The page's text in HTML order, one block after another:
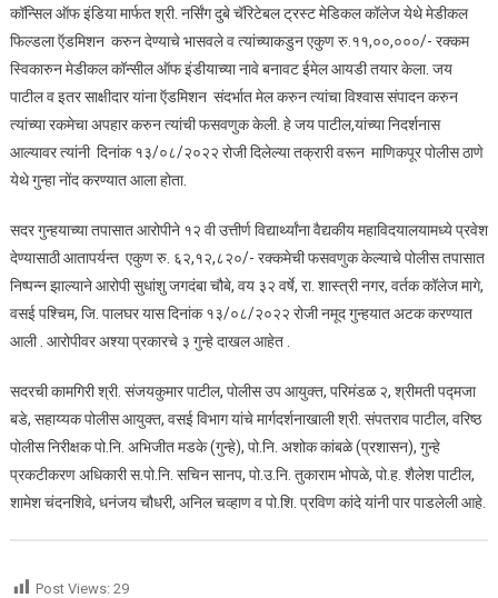
कॉन्सिल ऑफ इंडिया मार्फत श्री. नर्सिंग दुबे चॅरिटेबल ट्रस्ट मेडिकल कॉलेज येथे मेडीकल
फिल्डला ऍडमिशन करुन देण्याचे भासवले व त्यांच्याकडुन एकुण रु.११,००,०००/- रक्कम
स्विकारुन मेडीकल कॉन्सील ऑफ इंडीयाच्या नावे बनावट ईमेल आयडी तयार केला. जय
पाटील व इतर साक्षीदार यांना ऍडमिशन संदर्भात मेल करुन त्यांचा विश्वास संपादन करुन
त्यांच्या रकमेचा अपहार करुन त्यांची फसवणुक केली. हे जय पाटील,यांच्या निदर्शनास
आल्यावर त्यांनी दिनांक १३/०८/२०२२ रोजी दिलेल्या तक्रारी वरून माणिकपूर पोलीस ठाणे
येथे गुन्हा नोंद करण्यात आला होता.
सदर गुन्हयाच्या तपासात आरोपीने १२ वी उत्तीर्ण विद्यार्थ्यांना वैद्यकीय महाविदयालयामध्ये प्रवेश
देण्यासाठी आतापर्यन्त एकुण रु. ६२,१२,८२०/- रक्कमेची फसवणुक केल्याचे पोलीस तपासात
निष्पन्न झाल्याने आरोपी सुधांशु जगदंबा चौबे, वय ३२ वर्षे, रा. शास्त्री नगर, वर्तक कॉलेज मागे,
वसई पश्चिम, जि. पालघर यास दिनांक १३/०८/२०२२ रोजी नमूद गुन्हयात अटक करण्यात
आली . आरोपीवर अश्या प्रकारचे ३ गुन्हे दाखल आहेत .
सदरची कामगिरी श्री. संजयकुमार पाटील, पोलीस उप आयुक्त, परिमंडळ २, श्रीमती पद्मजा
बडे, सहाय्यक पोलीस आयुक्त, वसई विभाग यांचे मार्गदर्शनाखाली श्री. संपतराव पाटील, वरिष्ठ
पोलीस निरीक्षक पो.नि. अभिजीत मडके (गुन्हे), पो.नि. अशोक कांबळे (प्रशासन), गुन्हे
प्रकटीकरण अधिकारी स.पो.नि. सचिन सानप, पो.उ.नि. तुकाराम भोपळे, पो.ह. शैलेश पाटील,
शामेश चंदनशिवे, धनंजय चौधरी, अनिल चव्हाण व पो.शि. प्रविण कांदे यांनी पार पाडलेली आहे.
Post Views: 29